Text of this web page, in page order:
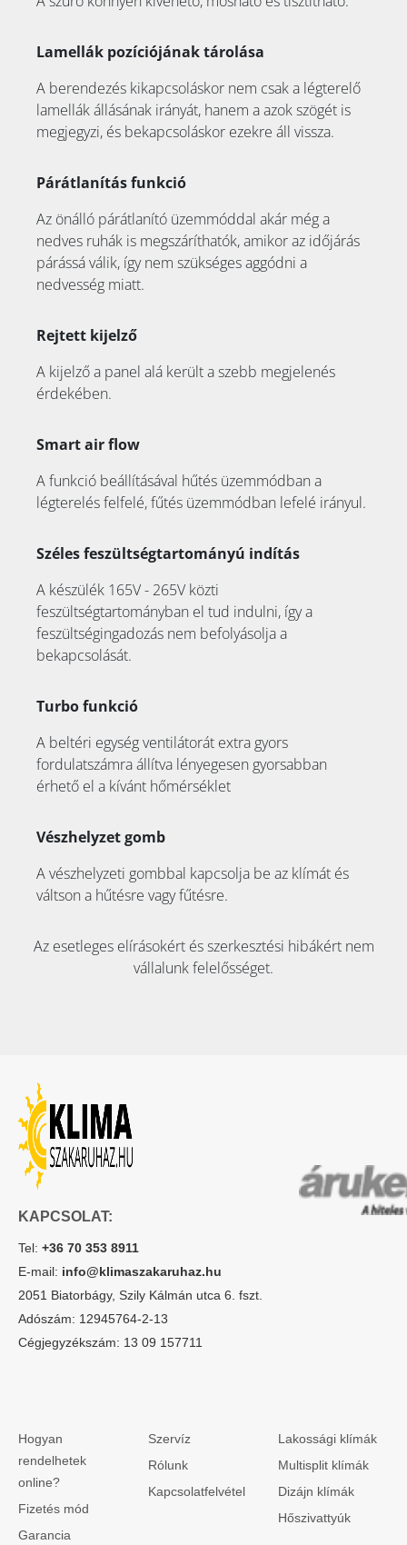
Lamellák pozíciójának tárolása
A berendezés kikapcsoláskor nem csak a légterelő
lamellák állásának irányát, hanem a azok szögét is
megjegyzi, és bekapcsoláskor ezekre áll vissza.
Párátlanítás funkció
Az önálló párátlanító üzemmóddal akár még a
nedves ruhák is megszáríthatók, amikor az időjárás
párássá válik, így nem szükséges aggódni a
nedvesség miatt.
Rejtett kijelző
A kijelző a panel alá került a szebb megjelenés
érdekében.
Smart air flow
A funkció beállításával hűtés üzemmódban a
légterelés felfelé, fűtés üzemmódban lefelé irányul.
Széles feszültségtartományú indítás
A készülék 165V - 265V közti
feszültségtartományban el tud indulni, így a
feszültségingadozás nem befolyásolja a
bekapcsolását.
Turbo funkció
A beltéri egység ventilátorát extra gyors
fordulatszámra állítva lényegesen gyorsabban
érhető el a kívánt hőmérséklet
Vészhelyzet gomb
A vészhelyzeti gombbal kapcsolja be az klímát és
váltson a hűtésre vagy fűtésre.
Az esetleges elírásokért és szerkesztési hibákért nem
vállalunk felelősséget.
KAPCSOLAT:
Tel: +36 70 353 8911
E-mail: info@klimaszakaruhaz.hu
2051 Biatorbágy, Szily Kálmán utca 6. fszt.
Adószám: 12945764-2-13
Cégjegyzékszám: 13 09 157711
Hogyan
rendelhetek
online?
Fizetés mód
Garancia
Szervíz
Rólunk
Kapcsolatfelvétel
Lakossági klímák
Multisplit klímák
Dizájn klímák
Hőszivattyúk